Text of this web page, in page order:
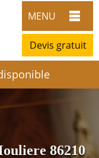
MENU
Devis gratuit
86210